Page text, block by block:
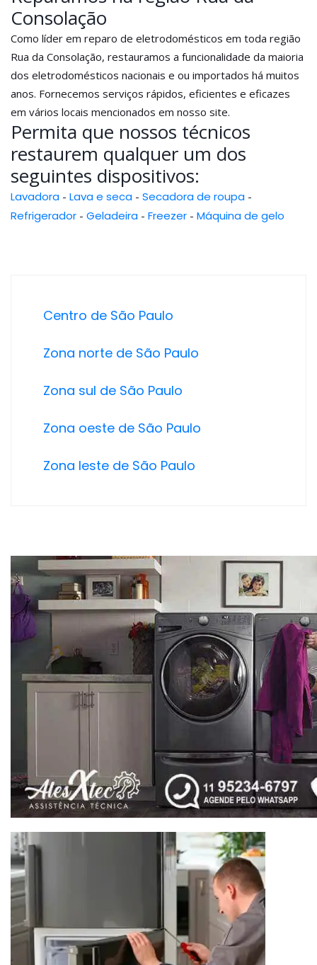
Consolação
Como líder em reparo de eletrodomésticos em toda região
Rua da Consolação, restauramos a funcionalidade da maioria
dos eletrodomésticos nacionais e ou importados há muitos
anos. Fornecemos serviços rápidos, eficientes e eficazes
em vários locais mencionados em nosso site.
Permita que nossos técnicos
restaurem qualquer um dos
seguintes dispositivos:
Lavadora - Lava e seca - Secadora de roupa -
Refrigerador - Geladeira - Freezer - Máquina de gelo
Centro de São Paulo
Zona norte de São Paulo
Zona sul de São Paulo
Zona oeste de São Paulo
Zona leste de São Paulo